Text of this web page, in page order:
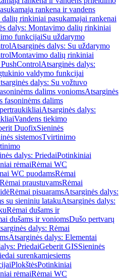
rankena ir vandens
rinkiniai pasukamajai rankenai
dalys: Montavimo dalių rinkiniai
funkcijaiSu uždarymo
Atsarginės dalys: Su uždarymo
Montavimo dalių rinkiniai
Atsarginės dalys:
valdymo funkcijai
dalys: Su vožtuvo
dalims voniomsAtsarginės
fasoninėms dalims
Atsarginės dalys:
Vandens tiekimo
DuofixSieninės
sistemosTvirtinimo
dalys: PriedaiPotinkiniai
rėmaiRėmai WC
WC puodamsRėmai
praustuvamsRėmai
Rėmai pisuaramsAtsarginės dalys:
su sieniniu latakuAtsarginės dalys:
Rėmai dušams ir
dušams ir voniomsDušo pertvarų
dalys: Rėmai
Atsarginės dalys: Elementai
PriedaiGeberit GISSieninės
surenkamiesiems
PlokštėsPotinkiniai
rėmaiRėmai WC